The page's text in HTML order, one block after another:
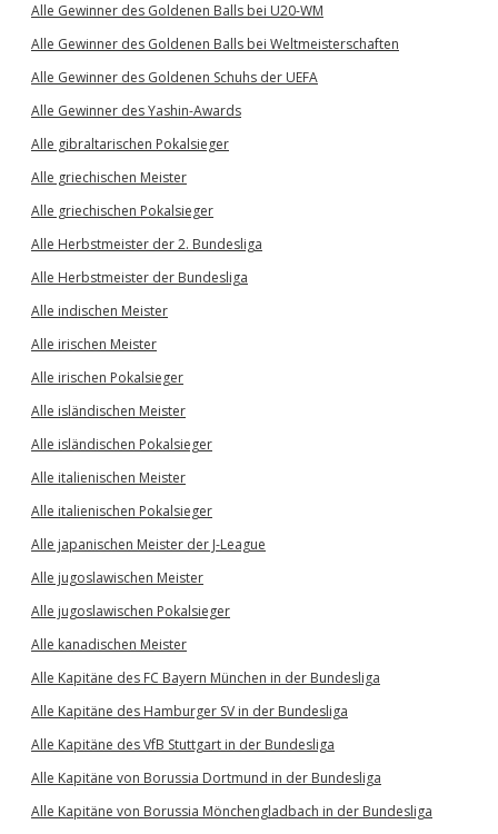
Alle Gewinner des Goldenen Balls bei U20-WM
Alle Gewinner des Goldenen Balls bei Weltmeisterschaften
Alle Gewinner des Goldenen Schuhs der UEFA
Alle Gewinner des Yashin-Awards
Alle gibraltarischen Pokalsieger
Alle griechischen Meister
Alle griechischen Pokalsieger
Alle Herbstmeister der 2. Bundesliga
Alle Herbstmeister der Bundesliga
Alle indischen Meister
Alle irischen Meister
Alle irischen Pokalsieger
Alle isländischen Meister
Alle isländischen Pokalsieger
Alle italienischen Meister
Alle italienischen Pokalsieger
Alle japanischen Meister der J-League
Alle jugoslawischen Meister
Alle jugoslawischen Pokalsieger
Alle kanadischen Meister
Alle Kapitäne des FC Bayern München in der Bundesliga
Alle Kapitäne des Hamburger SV in der Bundesliga
Alle Kapitäne des VfB Stuttgart in der Bundesliga
Alle Kapitäne von Borussia Dortmund in der Bundesliga
Alle Kapitäne von Borussia Mönchengladbach in der Bundesliga